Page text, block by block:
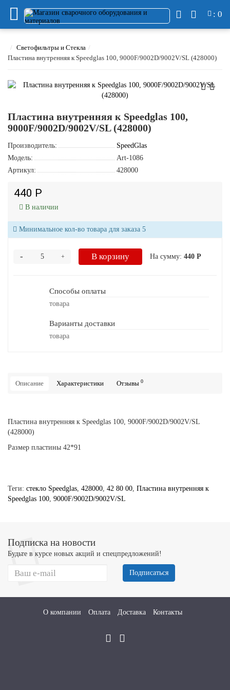
: 0
Светофильтры и Стекла
Пластина внутренняя к Speedglas 100, 9000F/9002D/9002V/SL (428000)
Пластина внутренняя к Speedglas 100,
9000F/9002D/9002V/SL (428000)
Производитель:
SpeedGlas
Модель:
Art-1086
Артикул:
428000
440 Р
В наличии
Минимальное кол-во товара для заказа 5
+
- В корзину На сумму: 440 Р
Способы оплаты
товара
Варианты доставки
товара
Описание Характеристики Отзывы 0
Пластина внутренняя к Speedglas 100, 9000F/9002D/9002V/SL
(428000)
Размер пластины 42*91
Теги: стекло Speedglas, 428000, 42 80 00, Пластина внутренняя к
Speedglas 100, 9000F/9002D/9002V/SL
Подписка на новости
Будьте в курсе новых акций и спецпредложений!
Подписаться
О компании Оплата Доставка Контакты